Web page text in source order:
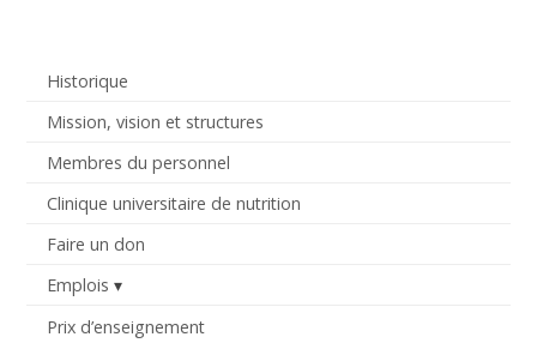
Historique
Mission, vision et structures
Membres du personnel
Clinique universitaire de nutrition
Faire un don
Emplois
Prix d’enseignement